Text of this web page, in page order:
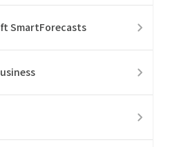
SmartForecasts